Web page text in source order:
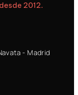
2012.
- Madrid